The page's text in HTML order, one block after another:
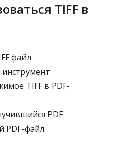
TIFF в
файл
TIFF в PDF-
PDF
PDF-файл